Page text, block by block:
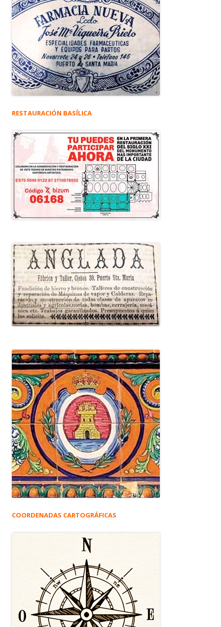
RESTAURACIÓN BASÍLICA
COORDENADAS CARTOGRÁFICAS